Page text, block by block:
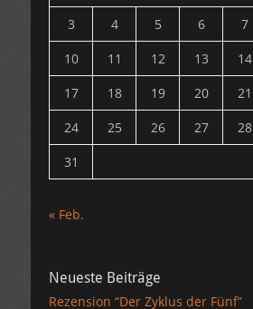
3
4 5 6 7
10
11 12 13 14
17
18 19 20 21
24
25 26 27 28
31
« Feb.
Neueste Beiträge
Rezension “Der Zyklus der Fünf”